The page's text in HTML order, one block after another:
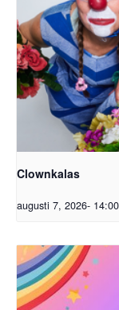
Clownkalas
augusti 7, 2026- 14:00